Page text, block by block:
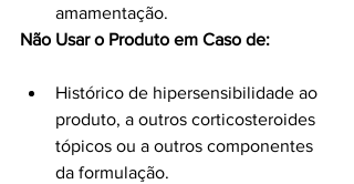
amamentação.
Não Usar o Produto em Caso de:
Histórico de hipersensibilidade ao
produto, a outros corticosteroides
tópicos ou a outros componentes
da formulação.